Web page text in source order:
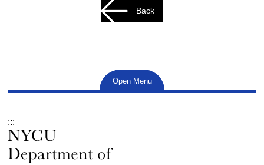
Back
Open Menu
:::